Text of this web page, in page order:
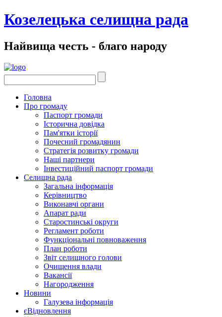
Козелецька селищна рада
Найвища честь - благо народу
Головна
Про громаду
Паспорт громади
Історична довідка
Пам'ятки історії
Почесний громадянин
Стратегія розвитку громади
Наші партнери
Інвестиційний паспорт громади
Селищна рада
Загальна інформація
Керівництво
Виконавчі органи
Апарат ради
Старостинські округи
Регламент роботи
Функціональні повноваження
План роботи
Звіт селищного голови
Очищення влади
Вакансії
Нагородження
Новини
Галузева інформація
єВідновлення